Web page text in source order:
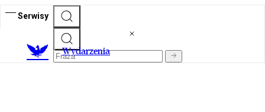
Serwisy
Wydarzenia